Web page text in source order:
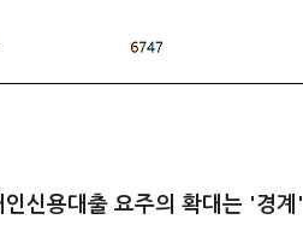
신용대출 요주의 확대는 '경계'